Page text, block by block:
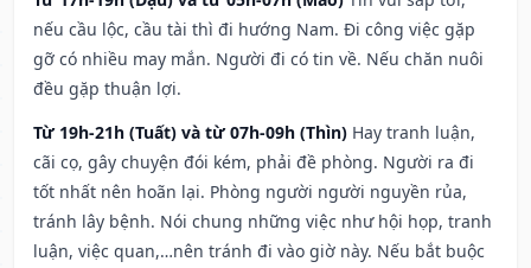
nếu cầu lộc, cầu tài thì đi hướng Nam. Đi công việc gặp
gỡ có nhiều may mắn. Người đi có tin về. Nếu chăn nuôi
đều gặp thuận lợi.
Từ 19h-21h (Tuất) và từ 07h-09h (Thìn) Hay tranh luận,
cãi cọ, gây chuyện đói kém, phải đề phòng. Người ra đi
tốt nhất nên hoãn lại. Phòng người người nguyền rủa,
tránh lây bệnh. Nói chung những việc như hội họp, tranh
luận, việc quan,…nên tránh đi vào giờ này. Nếu bắt buộc